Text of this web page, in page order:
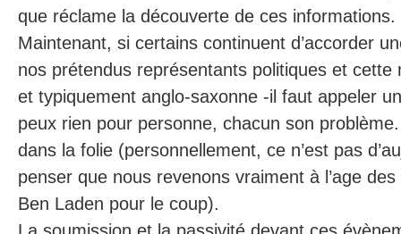
que réclame la découverte de ces informations.
Maintenant, si certains continuent d’accorder
nos prétendus représentants politiques et cette
et typiquement anglo-saxonne -il faut appeler
peux rien pour personne, chacun son
dans la folie (personnellement, ce n’est pas
penser que nous revenons vraiment à l’age
Ben Laden pour le coup).